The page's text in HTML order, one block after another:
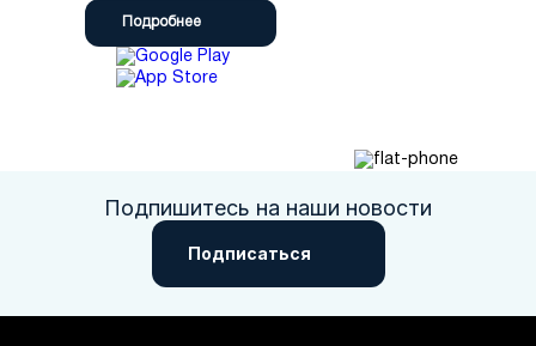
Подробнее
Подпишитесь на наши новости
Подписаться